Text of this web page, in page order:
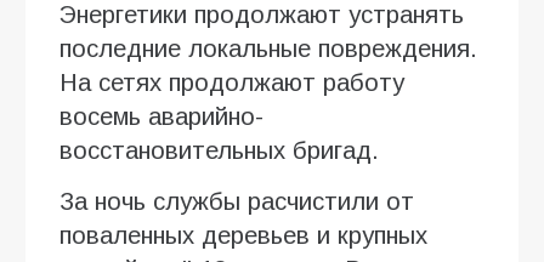
Энергетики продолжают устранять
последние локальные повреждения.
На сетях продолжают работу
восемь аварийно-
восстановительных бригад.
За ночь службы расчистили от
поваленных деревьев и крупных